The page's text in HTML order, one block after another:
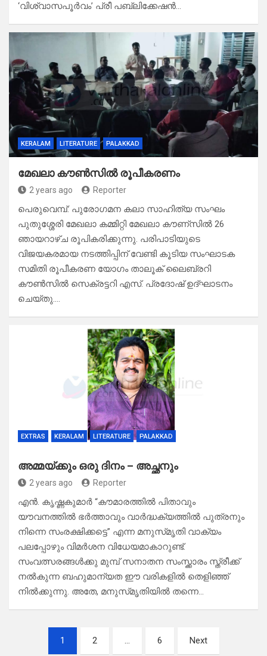
‘വിശ്വാസപൂർവം’ പ്രീ പബ്ലിക്കേഷൻ…
KERALAM LITERATURE PALAKKAD
മേഖലാ കൗൺസിൽ രൂപീകരണം
2 years ago Reporter
പെരുവെമ്പ്: പുരോഗമന കലാ സാഹിത്യ സംഘം
പുതുശ്ശേരി മേഖലാ കമ്മിറ്റി മേഖലാ കൗണ്സിൽ 26
ഞായറാഴ്ച രൂപികരിക്കുന്നു. പരിപാടിയുടെ
വിജയകരമായ നടത്തിപ്പിന് വേണ്ടി കൂടിയ സംഘാടക
സമിതി രൂപീകരണ യോഗം താലൂക് ലൈബ്രറി
കൗൺസിൽ സെക്രട്ടറി എസ്. പ്രദോഷ് ഉദ്ഘാടനം
ചെയ്തു.…
EXTRAS KERALAM LITERATURE PALAKKAD
അമ്മയ്ക്കും ഒരു ദിനം – അച്ഛനും
2 years ago Reporter
എൻ. കൃഷ്ണ‌കുമാർ “കൗമാരത്തിൽ പിതാവും
യൗവനത്തിൽ ഭർത്താവും വാർദ്ധക്യത്തിൽ പുത്രനും
നിന്നെ സംരക്ഷിക്കട്ടെ” എന്ന മനുസ്‌മൃതി വാക്യം
പലപ്പോഴും വിമർശന വിധേയമാകാറുണ്ട്.
സംവത്സരങ്ങൾക്കു മുമ്പ് സനാതന സംസ്ക്കാരം സ്ത്രീക്ക്
നൽകുന്ന ബഹുമാന്യത ഈ വരികളിൽ തെളിഞ്ഞ്
നിൽക്കുന്നു. അതേ, മനുസ്‌മൃതിയിൽ തന്നെ…
1 2 … 6 Next